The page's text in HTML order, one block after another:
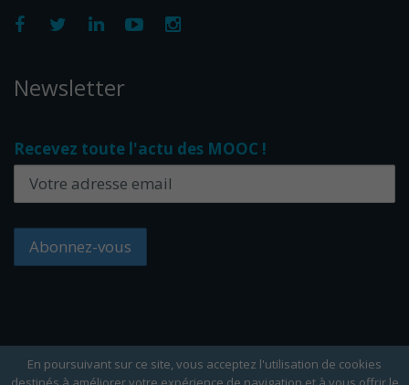
Newsletter
Recevez toute l'actu des MOOC !
En poursuivant sur ce site, vous acceptez l'utilisation de cookies